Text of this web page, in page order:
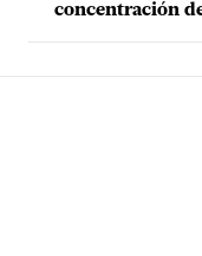
concentración